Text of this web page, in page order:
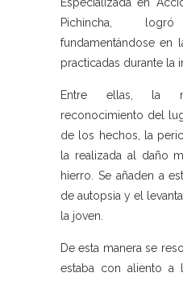
Especializada en
Pichincha,
fundamentándose en
practicadas durante la
Entre ellas, la
reconocimiento del
de los hechos, la
la realizada al daño
hierro. Se añaden a
de autopsia y el
la joven.
De esta manera se
estaba con aliento a